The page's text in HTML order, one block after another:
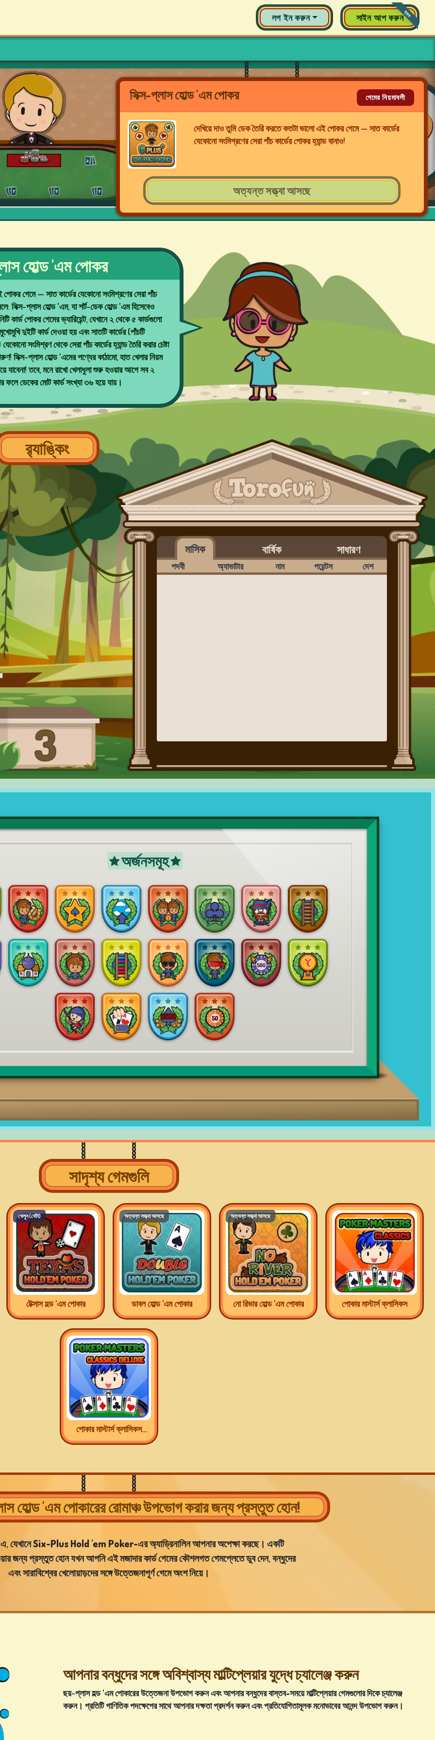
লগ ইন করুন সাইন আপ করুনমুক্ত
সিক্স-প্লাস হোল্ড 'এম পোকর গেমের নিয়মাবলী
দেখিয়ে দাও তুমি ডেক তৈরি করতে কতটা ভালো এই পোকর গেমে — সাত কার্ডের
যেকোনো সংমিশ্রণের সেরা পাঁচ কার্ডের পোকর হ্যান্ড বানাও!
অত্যন্ত সত্ত্বা আসছে
হোল্ড 'এম পোকর
গেমে — সাত কার্ডের যেকোনো সংমিশ্রণের সেরা পাঁচ
সিক্স-প্লাস হোল্ড 'এম, যা শর্ট-ডেক হোল্ড 'এম হিসেবেও
কার্ড পোকর গেমের ভ্যারিয়েন্ট, যেখানে ২ থেকে ৫ কার্ডগুলো
দুইটি কার্ড দেওয়া হয় এবং সাতটি কার্ডের (পাঁচটি
সংমিশ্রণ থেকে সেরা পাঁচ কার্ডের হ্যান্ড তৈরি করার চেষ্টা
সিক্স-প্লাস হোল্ড 'এমের পণ্যের কাঠামো, হাত খেলার নিয়ম
তবে, মনে রাখো খেলাধুলা শুরু হওয়ার আগে সব ২
ফলে ডেকের মোট কার্ড সংখ্যা ৩৬ হয়ে যায়।
র‌্যাঙ্কিং
মাসিক বার্ষিক সাধারণ
পদবী অ্যাভাটার নাম পয়েন্টস দেশ
অর্জনসমূহ
সাদৃশ্য গেমগুলি
খেলুন (বেটা)
টেক্সাস হল্ড 'এম পোকার
অত্যন্ত সত্ত্বা আসছে
ডাবল হোল্ড 'এম পোকার
অত্যন্ত সত্ত্বা আসছে
নো রিভার হোল্ড 'এম পোকার পোকার মাস্টার্স ক্লাসিকস
পোকার মাস্টার্স ক্লাসিকস
ডিলাক্স
হোল্ড 'এম পোকারের রোমাঞ্চ উপভোগ করার জন্য প্রস্তুত হোন!
যেখানেSix-Plus Hold 'em Poker-এর অ্যাড্রিনালিন আপনার অপেক্ষা করছে। একটি
জন্য প্রস্তুত হোন যখন আপনিএই মজাদার কার্ড গেমের কৌশলগত গেমপ্লেতে ডুব দেন, বন্ধুদের
এবং সারাবিশ্বের খেলোয়াড়দের সঙ্গে উত্তেজনাপূর্ণ গেমে অংশ নিয়ে।
আপনার বন্ধুদের সঙ্গে অবিশ্বাস্য মাল্টিপ্লেয়ার যুদ্ধে চ্যালেঞ্জ করুন
ছয়-প্লাস হল্ড 'এম পোকারের উত্তেজনা উপভোগ করুন এবংআপনার বন্ধুদের বাস্তব-সময়ে মাল্টিপ্লেয়ার গেমগুলোর দিকে চ্যালেঞ্জ
করুন। প্রতিটি গাণিতিক পদক্ষেপের সাথেআপনার দক্ষতা প্রদর্শন করুন এবং প্রতিযোগিতামূলক মনোভাবের আনন্দ উপভোগ করুন।